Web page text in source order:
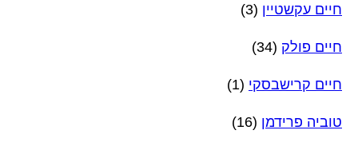
חיים עקשטיין (3)
חיים פולק (34)
חיים קרישבסקי (1)
טוביה פרידמן (16)